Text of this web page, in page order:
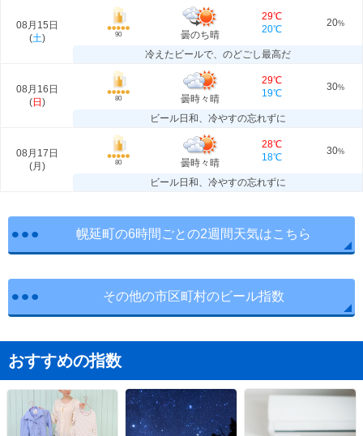
08月15日
(土) 90 曇のち晴
29℃
20℃
20%
冷えたビールで、のどごし最高だ
08月16日
(日 ) 80 曇時々晴
29℃
19℃
30%
ビール日和、冷やすの忘れずに
08月17日
(月 ) 80 曇時々晴
28℃
18℃
30%
ビール日和、冷やすの忘れずに
幌延町の6時間ごとの2週間天気はこちら
その他の市区町村のビール指数
おすすめの指数